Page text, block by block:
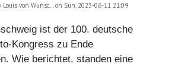
Louis von Wunsc... on Sun, 2023-06-11 21:09
ist der 100. deutsche
Kongress zu Ende
Wie berichtet, standen eine